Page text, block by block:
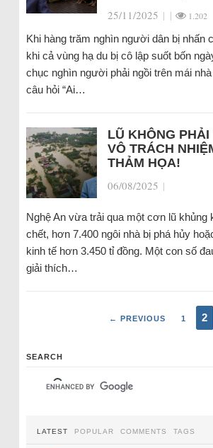
25/11/2025 | | 1.202
Khi hàng trăm nghìn người dân bị nhấn
khi cả vùng hạ du bị cô lập suốt bốn
chục nghìn người phải ngồi trên mái
câu hỏi “Ai…
LŨ KHÔNG
VÔ TRÁCH
THẢM HỌA!
06/08/2025 |
Nghệ An vừa trải qua một cơn lũ khủng
chết, hơn 7.400 ngôi nhà bị phá hủy
kinh tế hơn 3.450 tỉ đồng. Một con số
giải thích…
← PREVIOUS 1 2
SEARCH
LATEST POPULAR COMMENTS TAGS